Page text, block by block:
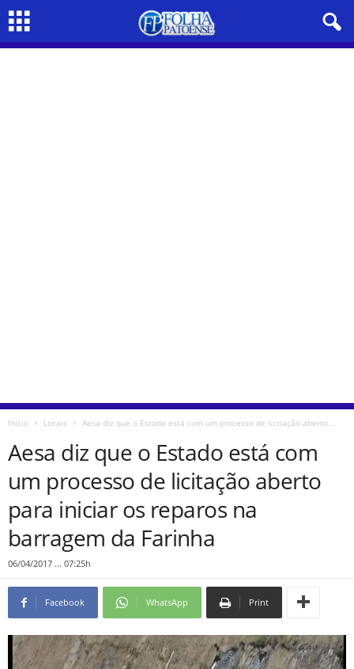
Início Locais Aesa diz que o Estado está com um processo de licitação aberto...
Aesa diz que o Estado está com
um processo de licitação aberto
para iniciar os reparos na
barragem da Farinha
06/04/2017 ... 07:25h
Facebook WhatsApp Print